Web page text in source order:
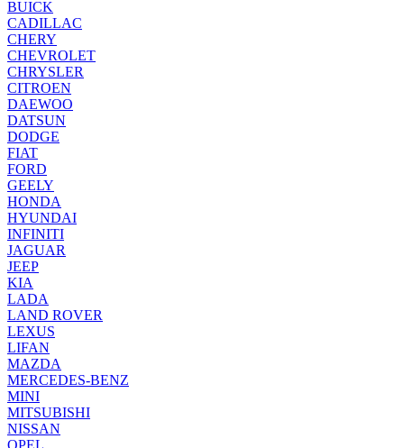
BUICK
CADILLAC
CHERY
CHEVROLET
CHRYSLER
CITROEN
DAEWOO
DATSUN
DODGE
FIAT
FORD
GEELY
HONDA
HYUNDAI
INFINITI
JAGUAR
JEEP
KIA
LADA
LAND ROVER
LEXUS
LIFAN
MAZDA
MERCEDES-BENZ
MINI
MITSUBISHI
NISSAN
OPEL